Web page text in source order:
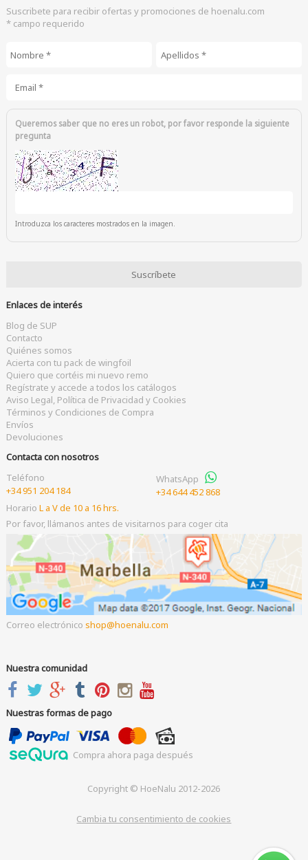
Suscribete para recibir ofertas y promociones de hoenalu.com
* campo requerido
Queremos saber que no eres un robot, por favor responde la siguiente
pregunta
Introduzca los caracteres mostrados en la imagen.
Enlaces de interés
Blog de SUP
Contacto
Quiénes somos
Acierta con tu pack de wingfoil
Quiero que cortéis mi nuevo remo
Regístrate y accede a todos los catálogos
Aviso Legal, Política de Privacidad y Cookies
Términos y Condiciones de Compra
Envíos
Devoluciones
Contacta con nosotros
Teléfono
+34 951 204 184
WhatsApp
+34 644 452 868
Horario L a V de 10 a 16 hrs.
Por favor, llámanos antes de visitarnos para coger cita
Correo electrónico shop hoenalu.com
Nuestra comunidad
Nuestras formas de pago
Compra ahora paga después
Copyright © HoeNalu 2012-2026
Cambia tu consentimiento de cookies